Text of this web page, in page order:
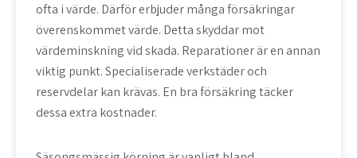
ofta i värde. Därför erbjuder många försäkringar
överenskommet värde. Detta skyddar mot
värdeminskning vid skada. Reparationer är en annan
viktig punkt. Specialiserade verkstäder och
reservdelar kan krävas. En bra försäkring täcker
dessa extra kostnader.